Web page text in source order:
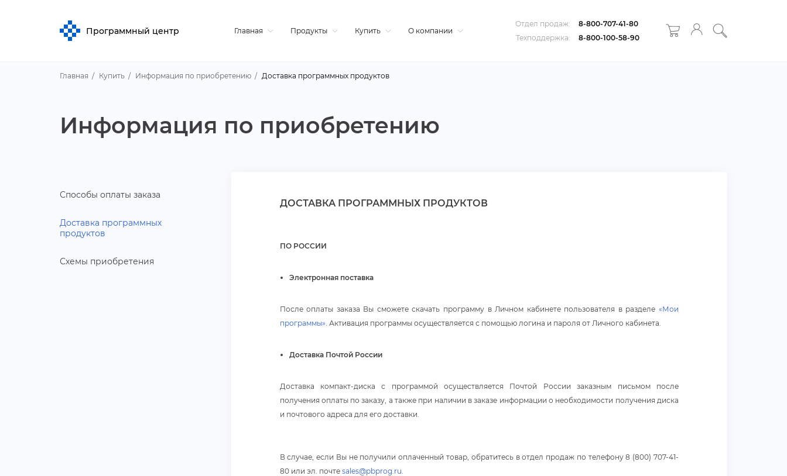
Программный центр Главная Продукты Купить О компании
Отдел продаж:
8-800-707-41-80
Техподдержка:
8-800-100-58-90
Главная Купить Информация по приобретению Доставка программных продукто
Информация по приобретению
Способы оплаты заказа
Доставка программных
продукто
Схемы приобретения
ДОСТАВКА ПРОГРАММНЫХ ПРОДУКТО
ПО РОССИИ
Электронная поставка
После оплаты заказа Вы сможете скачать программу в Личном кабинете пользователя в разделе «Мои
программы». Активация программы осуществляется с помощью логина и пароля от Личного кабинета.
Доставка Почтой России
Доставка компакт-диска с программой осуществляется Почтой России заказным письмом после
получения оплаты по заказу, а также при наличии в заказе информации о необходимости получения диска
и почтового адреса для его доставки.
случае, если Вы не получили оплаченный товар, обратитесь в отдел продаж по телефону 8 (800) 707-41-
80 или эл. почте sales@pbprog.ru.